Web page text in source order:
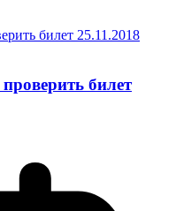
билет